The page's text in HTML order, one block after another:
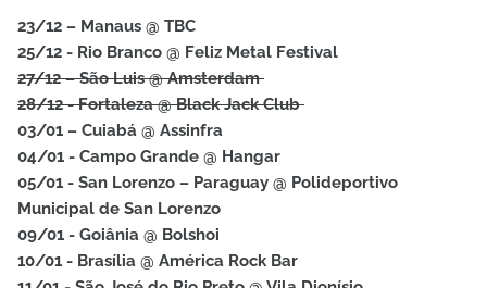
23/12 – Manaus @ TBC
25/12 - Rio Branco @ Feliz Metal Festival
27/12 – São Luis @ Amsterdam
28/12 - Fortaleza @ Black Jack Club
03/01 – Cuiabá @ Assinfra
04/01 - Campo Grande @ Hangar
05/01 - San Lorenzo – Paraguay @ Polideportivo
Municipal de San Lorenzo
09/01 - Goiânia @ Bolshoi
10/01 - Brasília @ América Rock Bar